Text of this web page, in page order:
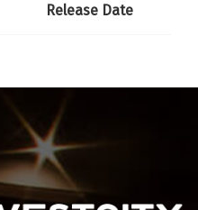
Release Date